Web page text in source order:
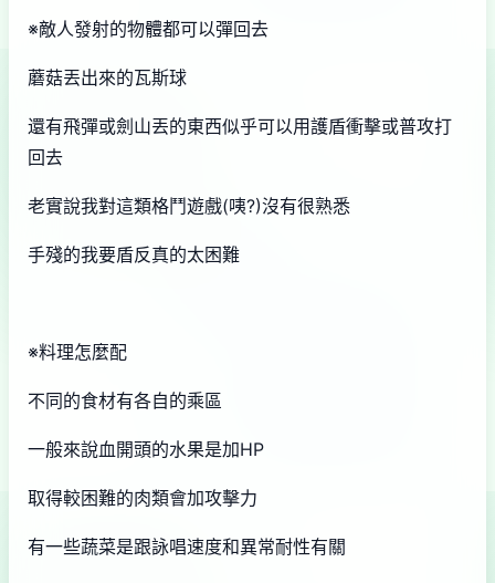
※敵人發射的物體都可以彈回去
蘑菇丟出來的瓦斯球
還有飛彈或劍山丟的東西似乎可以用護盾衝擊或普攻打
回去
老實說我對這類格鬥遊戲(咦?)沒有很熟悉
手殘的我要盾反真的太困難
※料理怎麼配
不同的食材有各自的乘區
一般來說血開頭的水果是加HP
取得較困難的肉類會加攻擊力
有一些蔬菜是跟詠唱速度和異常耐性有關